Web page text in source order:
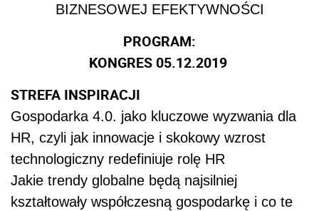
BIZNESOWEJ EFEKTYWNOŚCI
PROGRAM:
KONGRES 05.12.2019
STREFA INSPIRACJI
Gospodarka 4.0. jako kluczowe wyzwania dla
HR, czyli jak innowacje i skokowy wzrost
technologiczny redefiniuje rolę HR
Jakie trendy globalne będą najsilniej
kształtowały współczesną gospodarkę i co te